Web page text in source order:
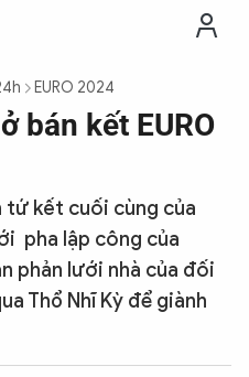
EURO 2024
bán kết EURO
tứ kết cuối cùng của
pha lập công của
phản lưới nhà của đối
Thổ Nhĩ Kỳ để giành